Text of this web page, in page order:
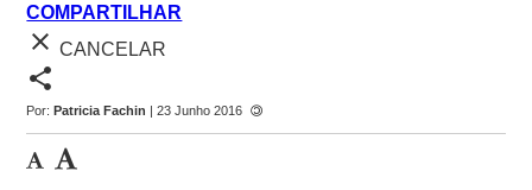
COMPARTILHAR
close CANCELAR
share
Por:Patricia Fachin | 23 Junho 2016